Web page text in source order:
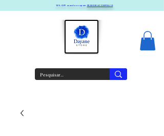
10% OFF usando o cupom PRIMEIRACOMPRA10